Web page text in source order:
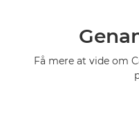
Få mere at vide om